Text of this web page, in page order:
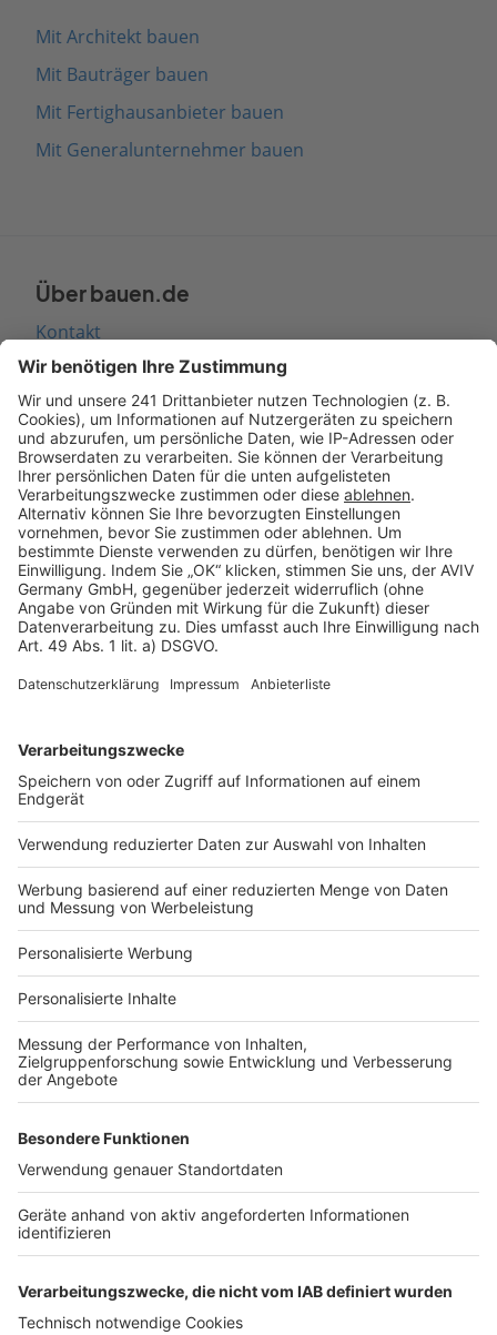
Mit Architekt bauen
Mit Bauträger bauen
Mit Fertighausanbieter bauen
Mit Generalunternehmer bauen
Über bauen.de
Kontakt
Seitenaufbau
Barrierefreiheit
Cookie Einstellungen
Rechtliches
AGB-Übersicht
Datenschutz
Impressum
Services
Bauprojekt-Quiz
Häuser-Suche
Hausanbieter-Suche
Bauprojekt-Profil
Für Unternehmen
Ihre Baufirma auf bauen.de
Kostenloses Infogespräch